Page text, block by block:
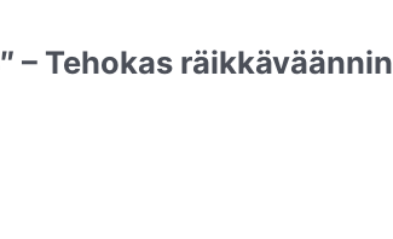
– Tehokas räikkäväännin